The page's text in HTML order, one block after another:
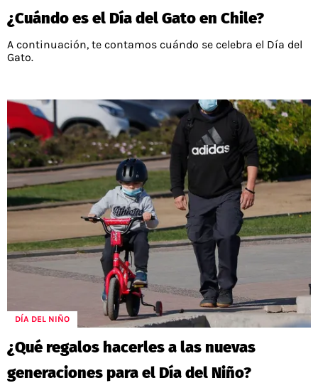
¿Cuándo es el Día del Gato en Chile?
A continuación, te contamos cuándo se celebra el Día del
Gato.
DÍA DEL NIÑO
¿Qué regalos hacerles a las nuevas
generaciones para el Día del Niño?